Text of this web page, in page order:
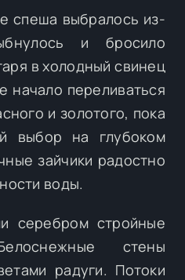
спеша выбралось из-
и бросило
в холодный свинец
начало переливаться
и золотого, пока
выбор на глубоком
зайчики радостно
воды.
серебром стройные
стены
радуги. Потоки